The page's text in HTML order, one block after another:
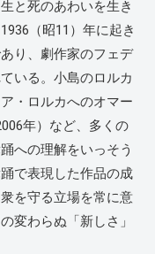
と死のあわいを生き
（昭11）年に起き
り、劇作家のフェデ
いる。小島のロルカ
・ロルカへのオマー
年）など、多くの
への理解をいっそう
で表現した作品の成
を守る立場を常に意
変わらぬ「新しさ」